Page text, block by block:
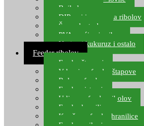
Boile lovne
DIP-ovi i arome za ribolov
Šaranske torbe
PVA vrećice i pribor
Umjetni kukuruz i ostalo
Feeder ribolov
Feeder štapovi
Vrhovi za feeder štapove
Role za feeder
Feeder sistemi
Udice za feeder ribolov
Feeder hranilice
Kopče za feeder hranilice